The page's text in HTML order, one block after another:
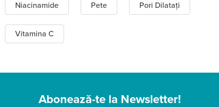
Niacinamide Pete Pori Dilatați
Vitamina C
Abonează-te la Newsletter!